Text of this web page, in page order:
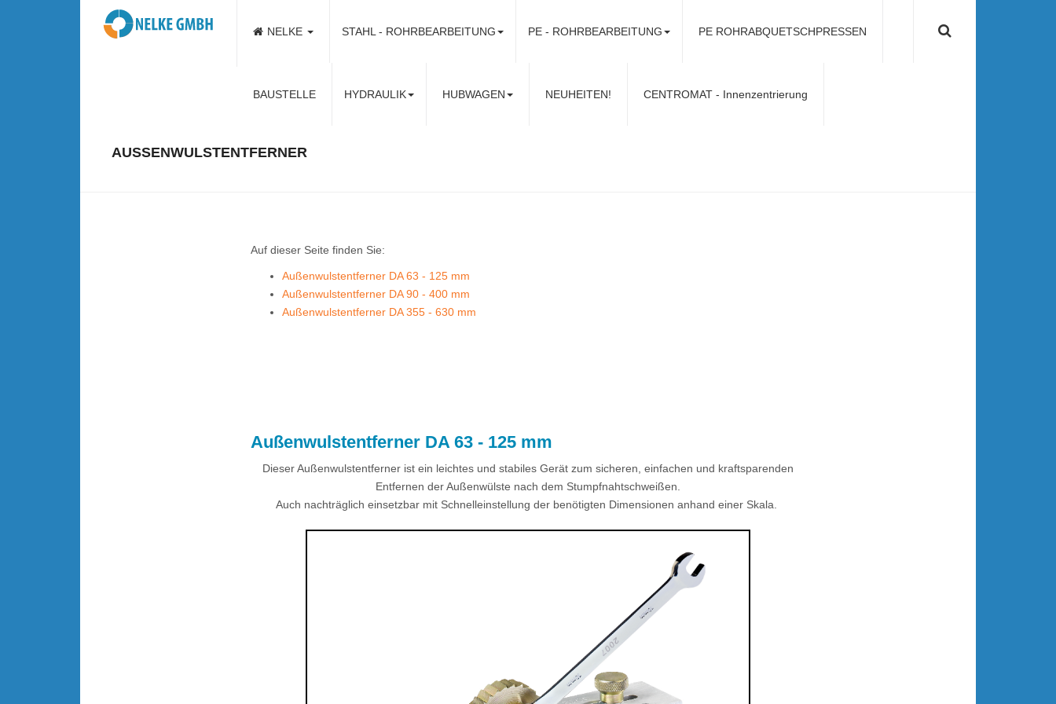
NELKE STAHL - ROHRBEARBEITUNG PE - ROHRBEARBEITUNG PE ROHRABQUETSCHPRESSEN
BAUSTELLE HYDRAULIK HUBWAGEN NEUHEITEN! CENTROMAT - Innenzentrierung
Kontaktieren Sie uns! Telefonisch unter+49 (0) 63 22 40 94 99 4oder per Mail:info@nelke-gmbh.de
AUSSENWULSTENTFERNER
Auf dieser Seite finden Sie:
Außenwulstentferner DA 63 - 125 mm
Außenwulstentferner DA 90 - 400 mm
Außenwulstentferner DA 355 - 630 mm
Außenwulstentferner DA 63 - 125 mm
Dieser Außenwulstentferner ist ein leichtes und stabiles Gerät zum sicheren, einfachen und kraftsparenden
Entfernen der Außenwülste nach dem Stumpfnahtschweißen.
Auch nachträglich einsetzbar mit Schnelleinstellung der benötigten Dimensionen anhand einer Skala.